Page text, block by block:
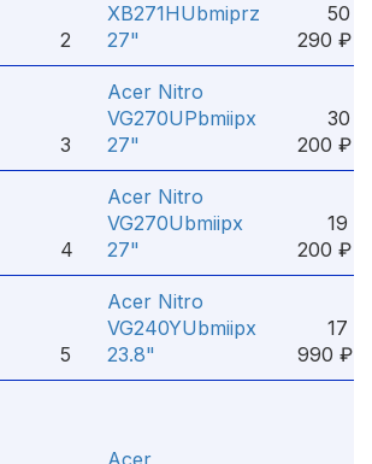
2
XB271HUbmiprz
27"
50
290 ₽
3
Acer Nitro
VG270UPbmiipx
27"
30
200 ₽
4
Acer Nitro
VG270Ubmiipx
27"
19
200 ₽
5
Acer Nitro
VG240YUbmiipx
23.8"
17
990 ₽
Acer